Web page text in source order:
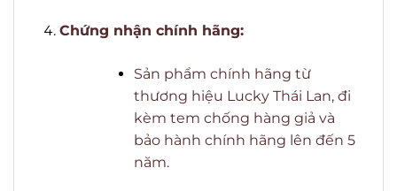
Chứng nhận chính hãng:
Sản phẩm chính hãng từ
thương hiệu Lucky Thái Lan, đi
kèm tem chống hàng giả và
bảo hành chính hãng lên đến 5
năm.